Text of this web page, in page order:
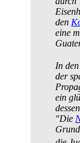
den
eine
In
der
ein
"Die